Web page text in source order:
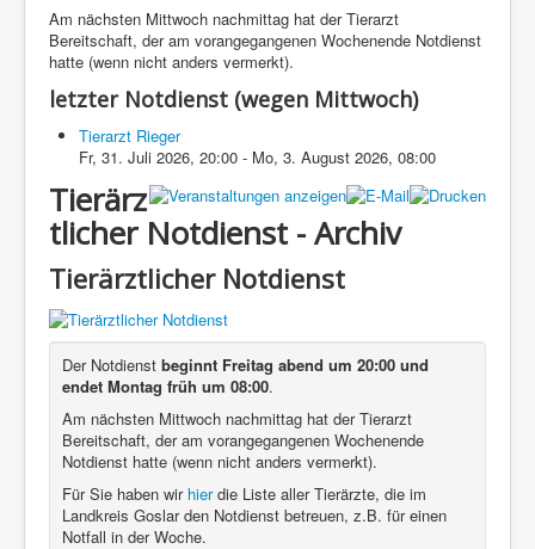
Am nächsten Mittwoch nachmittag hat der Tierarzt
Bereitschaft, der am vorangegangenen Wochenende Notdienst
hatte (wenn nicht anders vermerkt).
letzter Notdienst (wegen Mittwoch)
Tierarzt Rieger
Fr, 31. Juli 2026, 20:00 - Mo, 3. August 2026, 08:00
Tierärz
tlicher Notdienst - Archiv
Tierärztlicher Notdienst
Der Notdienst beginnt Freitag abend um 20:00 und
endet Montag früh um 08:00.
Am nächsten Mittwoch nachmittag hat der Tierarzt
Bereitschaft, der am vorangegangenen Wochenende
Notdienst hatte (wenn nicht anders vermerkt).
Für Sie haben wir hierdie Liste aller Tierärzte, die im
Landkreis Goslar den Notdienst betreuen, z.B. für einen
Notfall in der Woche.